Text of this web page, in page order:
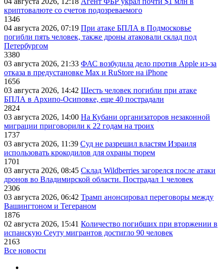
криптовалюте со счетов подозреваемого
1346
04 августа 2026, 07:19 При атаке БПЛА в Подмосковье
погибли пять человек, также дроны атаковали склад под
Петербургом
3380
03 августа 2026, 21:33 ФАС возбудила дело против Apple из-за
отказа в предустановке Max и RuStore на iPhone
1656
03 августа 2026, 14:42 Шесть человек погибли при атаке
БПЛА в Архипо-Осиповке, еще 40 пострадали
2824
03 августа 2026, 14:00 На Кубани организаторов незаконной
миграции приговорили к 22 годам на троих
1737
03 августа 2026, 11:39 Суд не разрешил властям Израиля
использовать крокодилов для охраны тюрем
1701
03 августа 2026, 08:45 Склад Wildberries загорелся после атаки
дронов во Владимирской области. Пострадал 1 человек
2306
03 августа 2026, 06:42 Трамп анонсировал переговоры между
Вашингтоном и Тегераном
1876
02 августа 2026, 15:41 Количество погибших при вторжении в
испанскую Сеуту мигрантов достигло 90 человек
2163
Все новости